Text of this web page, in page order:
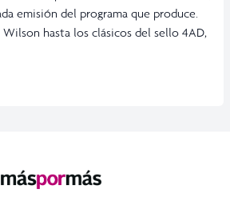
emisión del programa que produce.
Wilson hasta los clásicos del sello 4AD,